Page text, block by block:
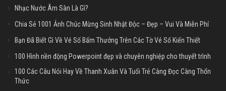
Nhạc Nước Âm Sàn Là Gì?
Chia Sẻ 1001 Ảnh Chúc Mừng Sinh Nhật Độc – Đẹp – Vui Và Miễn Phí
Bạn Đã Biết Gì Về Vé Số Bấm Thưởng Trên Các Tờ Vé Số Kiến Thiết
100 Hình nền động Powerpoint đẹp và chuyên nghiệp cho thuyết trình
100 Các Câu Nói Hay Về Thanh Xuân Và Tuổi Trẻ Càng Đọc Càng Thổn
Thức